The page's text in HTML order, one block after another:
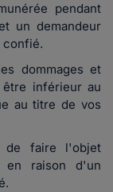
pendant
un demandeur
confié.
dommages et
inférieur au
au titre de vos
de faire l'objet
en raison d'un